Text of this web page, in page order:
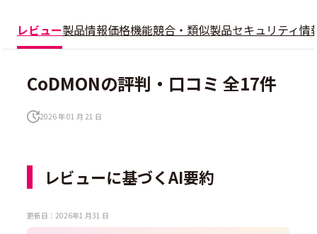
レビュー製品情報価格機能競合・類似製品セキュリティ情
CoDMONの評判・口コミ 全17件
2026 年 01 月 21 日
レビューに基づくAI要約
更新日：2026年1 月31 日